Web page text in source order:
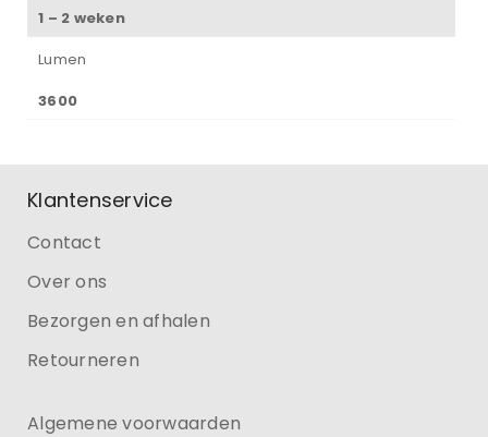
1 – 2 weken
Lumen
3600
Klantenservice
Contact
Over ons
Bezorgen en afhalen
Retourneren
Algemene voorwaarden